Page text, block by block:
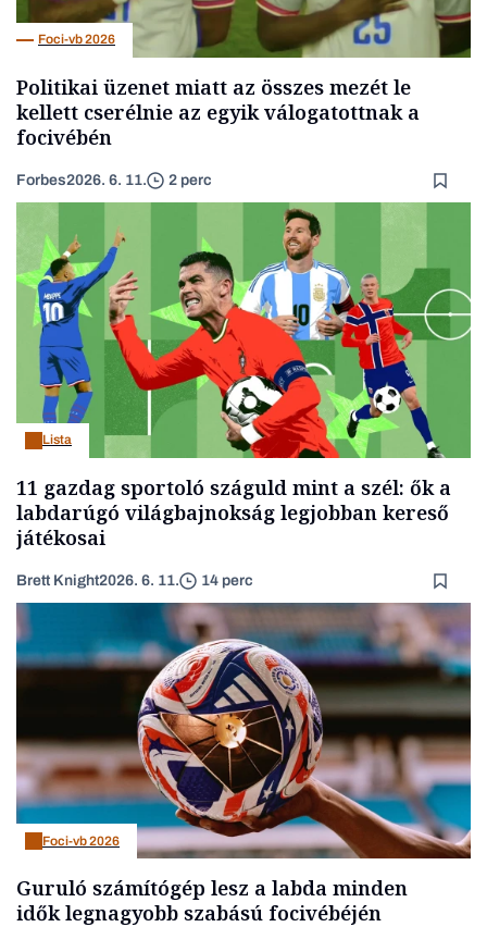
Foci-vb 2026
Politikai üzenet miatt az összes mezét le
kellett cserélnie az egyik válogatottnak a
focivébén
Forbes2026. 6. 11. 2 perc
Lista
11 gazdag sportoló száguld mint a szél: ők a
labdarúgó világbajnokság legjobban kereső
játékosai
Brett Knight2026. 6. 11. 14 perc
Foci-vb 2026
Guruló számítógép lesz a labda minden
idők legnagyobb szabású focivébéjén